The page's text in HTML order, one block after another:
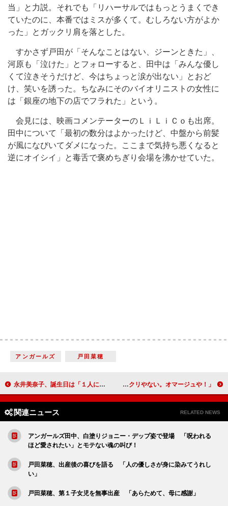
当」と力説。それでも「リハーサルではもっとうまくでき
ていたのに、本番ではミスが多くて。むしろない方がよか
った」とガックリ肩を落とした。
すかさず戸田が「そんなことはない、ジーンときた」、
河原も「泣けた」とフォローすると、田中は「みんな優し
くて泣きそうだけど、今はちょっと涙が出ない」とおど
け、笑いを誘った。ちなみにそのバイオリニストの女性に
は「銀座の地下の店でフラれた」という。
会見には、映画コメンテーターのＬｉＬｉＣｏも出席。
田中について「最初の数分はよかったけど、中盤から前髪
が風になびいてダメになった。ここまで気持ち悪くなると
逆にオイシイ」と毒舌で褒めちぎり会場を沸かせていた。
アンガールズ 戸田菜穂
永井美奈子、誕生日は「１人にして」 大神いずみ、中西モナらフリーアナが大集合 フジモン、小学生にも“パクリ芸”披露 「パクリやない。オマージュや！」
関連ニュース RELATED NEWS
アンガールズ田中、白塗りジョニー・デップ姿で登場 「呪われる
ほど愛されたい」とモテない魂の叫び！
戸田菜穂、出産後の喜びを語る 「人の優しさが身に染みてうれし
い」
戸田菜穂、第１子女児を無事出産 「あらためて、母に感謝」